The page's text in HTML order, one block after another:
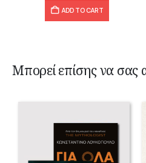
ADD TO CART
Μπορεί επίσης να σας